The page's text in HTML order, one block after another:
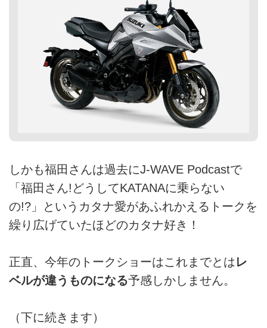
しかも福田さんは過去にJ-WAVE Podcastで
「福田さん!どうしてKATANAに乗らない
の!?」というカタナ愛があふれかえるトークを
繰り広げていたほどのカタナ好き！
正直、今年のトークショーはこれまでとは レ
ベルが違うものになる予感しかしません。
（下に続きます）